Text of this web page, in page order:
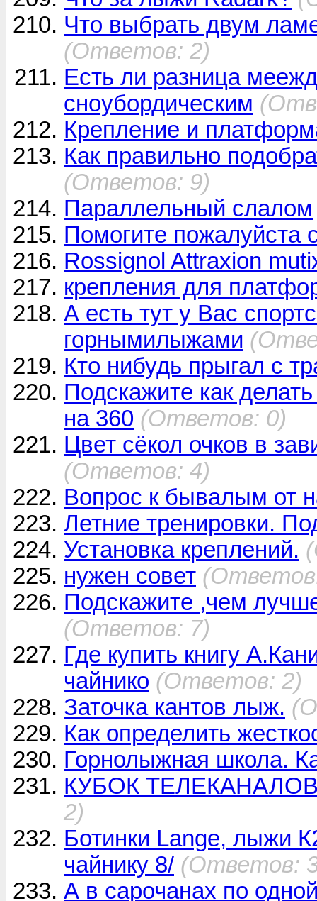
Что выбрать двум
(Ответов: 2)
Есть ли разница
сноубордическим
Крепление и
Как правильно
(Ответов: 9)
Параллельный слалом
Помогите
Rossignol Attraxion
крепления для
А есть тут у Вас
горнымилыжами
Кто нибудь прыгал с
Подскажите как
на 360 (Ответов: 0)
Цвет сёкол очков в
(Ответов: 4)
Вопрос к бывалым от
Летние тренировки.
Установка креплений.
нужен совет
Подскажите ,чем
(Ответов: 7)
Где купить книгу
чайнико (Ответов: 2)
Заточка кантов лыж.
Как определить
Горнолыжная школа.
КУБОК ТЕЛЕКАНАЛОВ
2)
Ботинки Lange, лыжи
чайнику 8/ (Ответов:
А в сарочанах по